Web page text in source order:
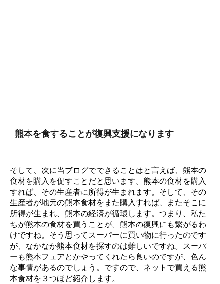
熊本を食することが復興支援になります
そして、次に当ブログでできることはと言えば、熊本の
食材を購入を促すことだと思います。熊本の食材を購入
すれば、その生産者に所得が生まれます。そして、その
生産者が地元の熊本食材をまた購入すれば、またそこに
所得が生まれ、熊本の経済が循環します。つまり、私た
ちが熊本の食材を買うことが、熊本の復興にも繋がるわ
けですね。そう思ってスーパーに買い物に行ったのです
が、なかなか熊本食材を探すのは難しいですね。スーパ
ーも熊本フェアとかやってくれたら良いのですが、色ん
な事情があるのでしょう。ですので、ネットで買える熊
本食材を３つほど紹介します。